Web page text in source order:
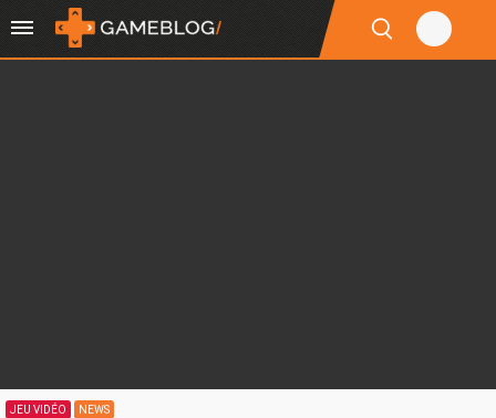
JEU VIDÉO NEWS